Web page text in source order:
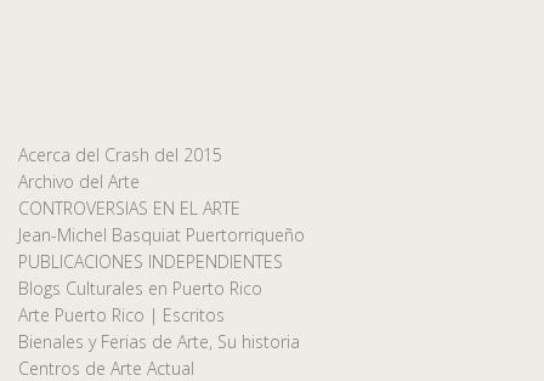
Acerca del Crash del 2015
Archivo del Arte
CONTROVERSIAS EN EL ARTE
Jean-Michel Basquiat Puertorriqueño
PUBLICACIONES INDEPENDIENTES
Blogs Culturales en Puerto Rico
Arte Puerto Rico | Escritos
Bienales y Ferias de Arte, Su historia
Centros de Arte Actual